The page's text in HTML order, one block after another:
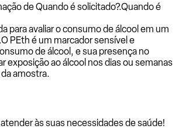
de Quando é solicitado?.Quando é
para avaliar o consumo de álcool em um
PEth é um marcador sensível e
de álcool, e sua presença no
exposição ao álcool nos dias ou semanas
amostra.
às suas necessidades de saúde!